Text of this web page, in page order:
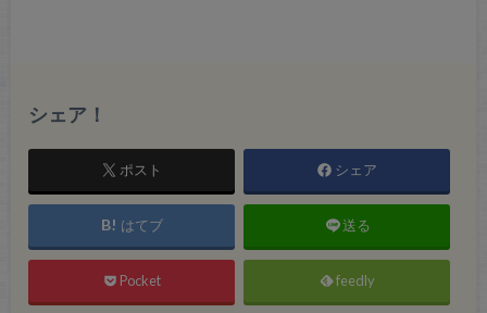
シェア！
ポスト シェア
はてブ 送る
Pocket feedly